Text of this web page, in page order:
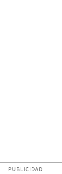
PUBLICIDAD